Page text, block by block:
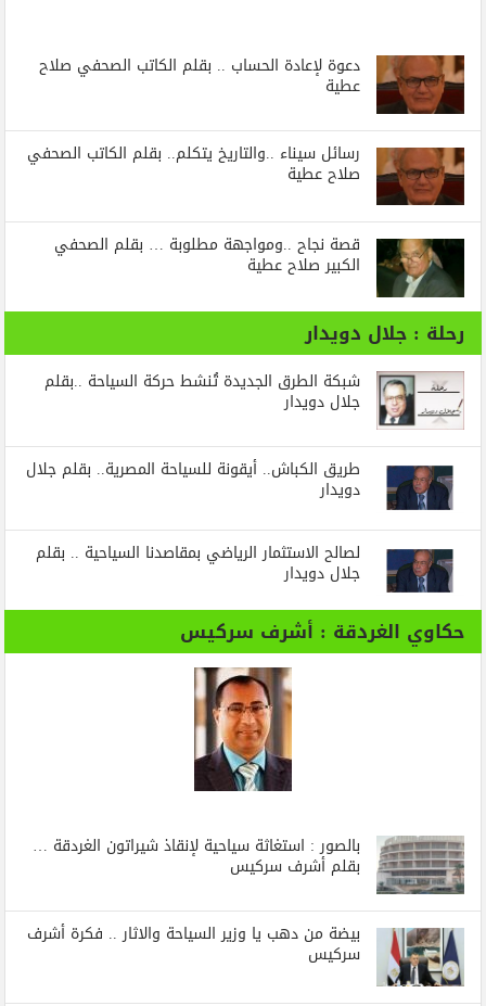
دعوة لإعادة الحساب .. بقلم الكاتب الصحفي صلاح
عطية
رسائل‭ ‬سيناء‭.. ‬والتاريخ‭ ‬يتكلم.. بقلم الكاتب الصحفي
صلاح عطية
قصة نجاح ..ومواجهة مطلوبة … بقلم الصحفي
الكبير صلاح عطية
رحلة : جلال دويدار
شبكة الطرق الجديدة تُنشط حركة السياحة ..بقلم
جلال دويدار
طريق الكباش.. أيقونة للسياحة المصرية.. بقلم جلال
دويدار
لصالح الاستثمار الرياضي بمقاصدنا السياحية .. بقلم
جلال دويدار
حكاوي الغردقة : أشرف سركيس
بالصور : استغاثة سياحية لإنقاذ شيراتون الغردقة …
بقلم أشرف سركيس
بيضة من دهب يا وزير السياحة والاثار .. فكرة أشرف
سركيس